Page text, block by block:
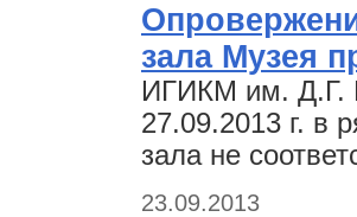
зала Музея
ИГИКМ им. Д.Г.
27.09.2013 г. в
зала не
23.09.2013